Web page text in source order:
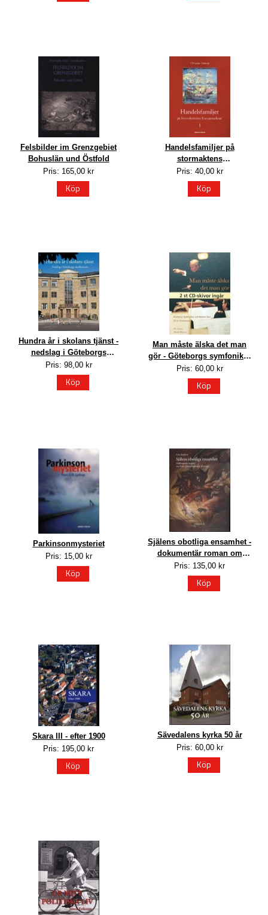
Felsbilder im Grenzgebiet
Bohuslän und Östfold
Pris: 165,00 kr
Köp
Handelsfamiljer på
stormaktens
europamarknad. Del 1-2
resor och resande
Pris: 40,00 kr
Köp
Hundra år i skolans tjänst -
nedslag i Göteborgs
skolhistoria
Pris: 98,00 kr
Köp
Man måste älska det man
gör - Göteborgs symfoniker
och Neeme Järvi 20 år ti
Pris: 60,00 kr
Köp
Parkinsonmysteriet
Pris: 15,00 kr
Köp
Själens obotliga ensamhet -
dokumentär roman om
Frans Oskar Andersson
1871-1953
Pris: 135,00 kr
Köp
Skara III - efter 1900
Pris: 195,00 kr
Köp
Sävedalens kyrka 50 år
Pris: 60,00 kr
Köp